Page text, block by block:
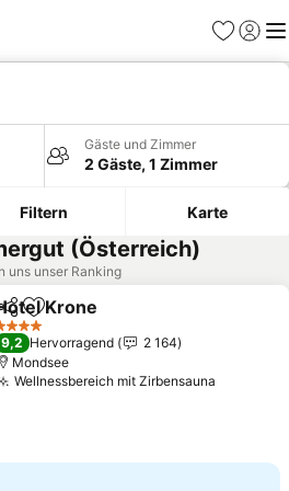
Favoriten
Gäste und Zimmer
2 Gäste, 1 Zimmer
Filtern Karte
(Österreich)
uns unser Ranking
Zu Favoriten hinzufügen
Krone
Sterne
9,2 Hervorragend
2 164
Mondsee
Wellnessbereich mit Zirbensauna